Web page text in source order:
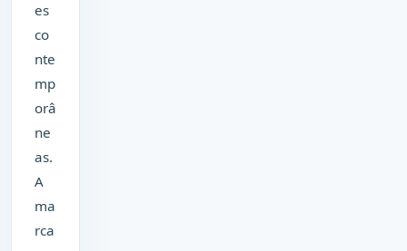
es
co
nte
mp
orâ
ne
as.
A
ma
rca